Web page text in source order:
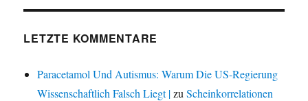
LETZTE KOMMENTARE
Paracetamol Und Autismus: Warum Die US-Regierung
Wissenschaftlich Falsch Liegt |zuScheinkorrelationen